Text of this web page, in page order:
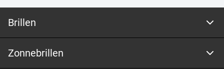
Brillen
Zonnebrillen